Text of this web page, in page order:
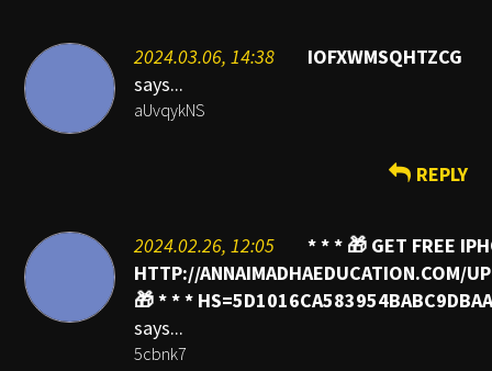
2024.03.06, 14:38
IOFXWMSQHTZCG
says...
aUvqykNS
REPLY
2024.02.26, 12:05
* * * 🎁 GET FREE
HTTP://ANNAIMADHAEDUCATION.COM/
🎁 * * *
says...
5cbnk7